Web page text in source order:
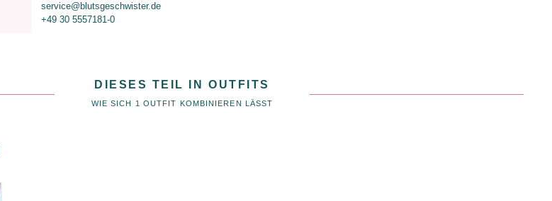
service@blutsgeschwister.de
+49 30 5557181-0
DIESES TEIL IN OUTFITS
WIE SICH 1 OUTFIT KOMBINIEREN LÄSST